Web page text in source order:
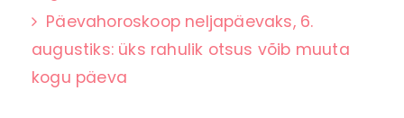
Päevahoroskoop neljapäevaks, 6.
augustiks: üks rahulik otsus võib muuta
kogu päeva